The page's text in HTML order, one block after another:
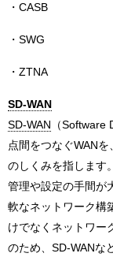
・CASB
・SWG
・ZTNA
SD-WAN
SD-WAN （
点間をつなぐWAN
のしくみを指します
管理や設定の手間が
軟なネットワーク構
けでなくネットワー
のため、SD-WANな